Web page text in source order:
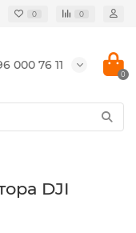
0 0
000 76 11
0
DJI